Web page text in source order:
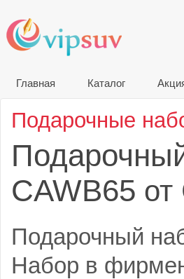
Главная Каталог
Подарочные
CAWB65 от
Подарочный
Набор в